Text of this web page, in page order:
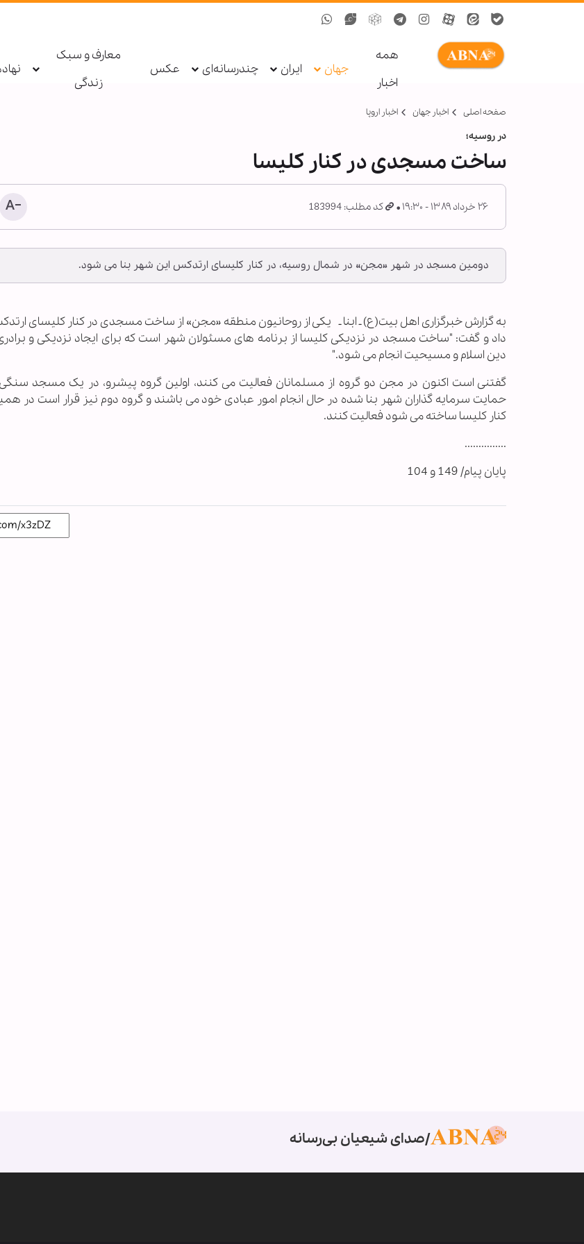
همه
اخبار
جهان ایران چندرسانه‌ای عکس
معارف و سبک
زندگی
صفحه اصلی اخبار جهان اخبار اروپا
در روسیه؛
ساخت مسجدی در کنار کلیسا
۲۶ خرداد ۱۳۸۹ - ۱۹:۳۰ کد مطلب: 183994
دومین مسجد در شهر «مجن» در شمال روسیه، در کنار کلیسای ارتدکس این شهر بنا می شود.
به گزارش خبرگزاری اهل بیت(ع) ـ ابنا ـ یکی از روحانیون منطقه «مجن» از ساخت مسجدی در کنار کلیسای
داد و گفت: "ساخت مسجد در نزدیکی کلیسا از برنامه های مسئولان شهر است که برای ایجاد نزدیکی و
دین اسلام و مسیحیت انجام می شود."
گفتنی است اکنون در مجن دو گروه از مسلمانان فعالیت می کنند، اولین گروه پیشرو، در یک مسجد
حمایت سرمایه گذاران شهر بنا شده در حال انجام امور عبادی خود می باشند و گروه دوم نیز قرار است در
کنار کلیسا ساخته می شود فعالیت کنند.
...............
پایان پیام/ 149 و 104
حرم بانوی کرامت در
صدای شیعیان بی‌رسانه